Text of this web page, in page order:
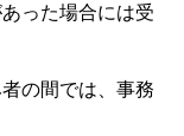
った場合には受
の間では、事務